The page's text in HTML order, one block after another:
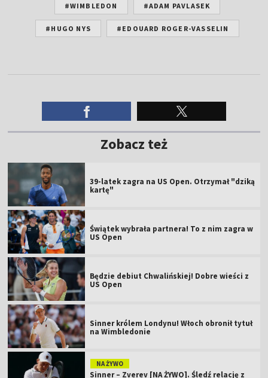
#WIMBLEDON #ADAM PAVLASEK
#HUGO NYS #EDOUARD ROGER-VASSELIN
Zobacz też
39-latek zagra na US Open. Otrzymał "dziką
kartę"
Świątek wybrała partnera! To z nim zagra w
US Open
Będzie debiut Chwalińskiej! Dobre wieści z
US Open
Sinner królem Londynu! Włoch obronił tytuł
na Wimbledonie
NA ŻYWO
Sinner – Zverev [NA ŻYWO]. Śledź relację z